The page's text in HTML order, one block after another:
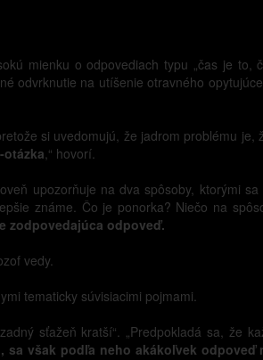
mienku o odpovediach typu „čas je to,
odvrknutie na utíšenie otravného
si uvedomujú, že jadrom problému je,
,“ hovorí.
upozorňuje na dva spôsoby, ktorými
známe. Čo je ponorka? Niečo na
zodpovedajúca odpoveď.
vedy.
tematicky súvisiacimi pojmami.
sťažeň kratší“. „Predpokladá sa, že
sa však podľa neho akákoľvek